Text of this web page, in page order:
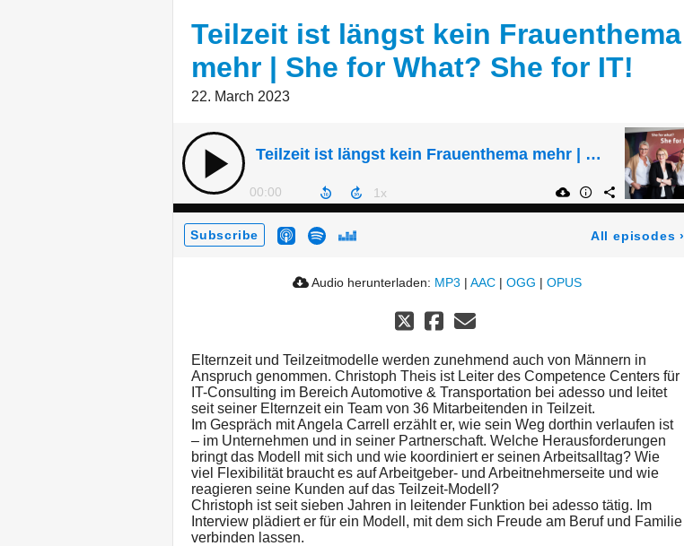
Teilzeit ist längst kein Frauenthema
mehr | She for What? She for IT!
22. March 2023
Teilzeit ist längst kein Frauenthema mehr | She for What? She for IT!
00:00
Subscribe All episodes ›
Audio herunterladen: MP3 | AAC | OGG | OPUS
Elternzeit und Teilzeitmodelle werden zunehmend auch von Männern in
Anspruch genommen. Christoph Theis ist Leiter des Competence Centers für
IT-Consulting im Bereich Automotive & Transportation bei adesso und leitet
seit seiner Elternzeit ein Team von 36 Mitarbeitenden in Teilzeit.
Im Gespräch mit Angela Carrell erzählt er, wie sein Weg dorthin verlaufen ist
– im Unternehmen und in seiner Partnerschaft. Welche Herausforderungen
bringt das Modell mit sich und wie koordiniert er seinen Arbeitsalltag? Wie
viel Flexibilität braucht es auf Arbeitgeber- und Arbeitnehmerseite und wie
reagieren seine Kunden auf das Teilzeit-Modell?
Christoph ist seit sieben Jahren in leitender Funktion bei adesso tätig. Im
Interview plädiert er für ein Modell, mit dem sich Freude am Beruf und Familie
verbinden lassen.